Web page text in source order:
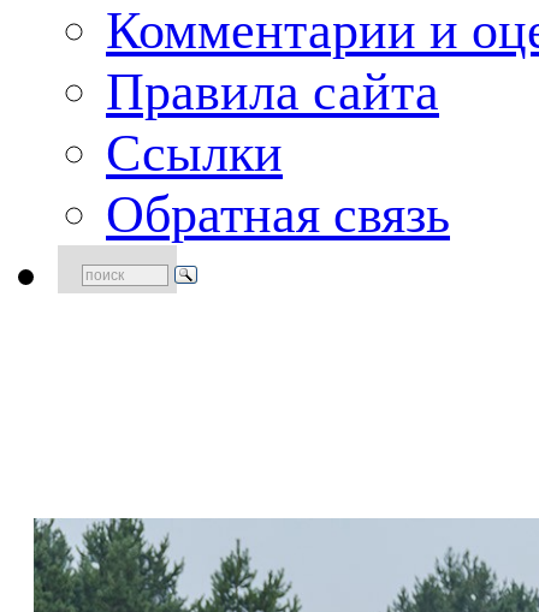
Комментарии и
Правила сайта
Ссылки
Обратная связь